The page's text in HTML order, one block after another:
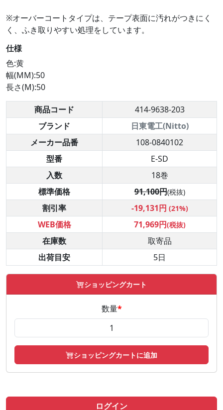
※オーバーコートタイプは、テープ表面に汚れがつきにく
く、ふき取りやすい処理をしています。
仕様
色:黄
幅(MM):50
長さ(M):50
商品コード
414-9638-203
ブランド
日東電工(Nitto)
メーカー品番
108-0840102
型番
E-SD
入数
18巻
標準価格
91,100円(税抜)
割引率 -19,131円 (21%)
WEB価格 71,969円(税抜)
在庫数
取寄品
出荷目安
5日
ショッピングカート
数量*
ショッピングカートに追加
ログイン